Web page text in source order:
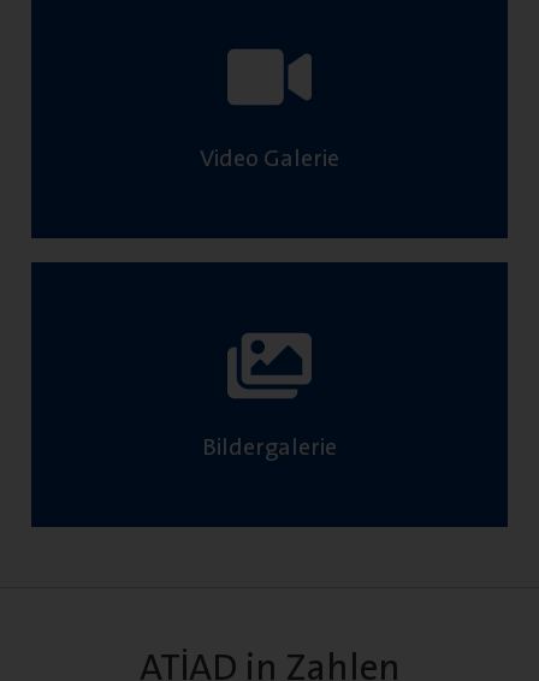
Video Galerie
Bildergalerie
ATİAD in Zahlen